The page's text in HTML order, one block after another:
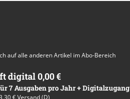
auf alle anderen Artikel im Abo-Bereich
digital 0,00 €
7 Ausgaben pro Jahr + Digitalzugang
€ Versand (D)